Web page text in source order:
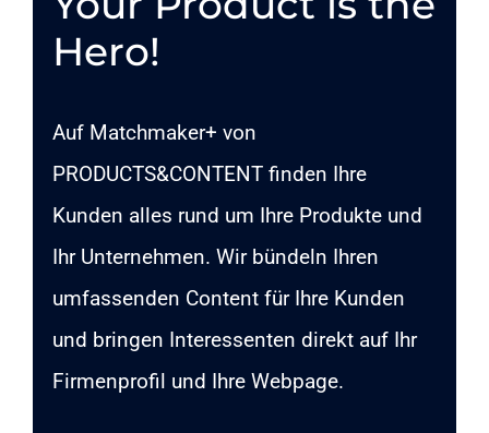
Hero!
Auf Matchmaker+ von
PRODUCTS&CONTENT finden Ihre
Kunden alles rund um Ihre Produkte und
Ihr Unternehmen. Wir bündeln Ihren
umfassenden Content für Ihre Kunden
und bringen Interessenten direkt auf Ihr
Firmenprofil und Ihre Webpage.